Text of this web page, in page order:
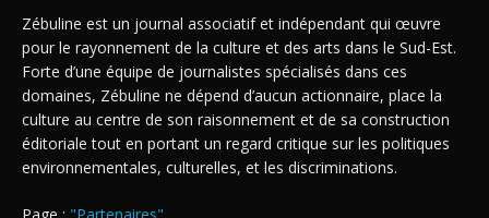
Zébuline est un journal associatif et indépendant qui œuvre
pour le rayonnement de la culture et des arts dans le Sud-Est.
Forte d’une équipe de journalistes spécialisés dans ces
domaines, Zébuline ne dépend d’aucun actionnaire, place la
culture au centre de son raisonnement et de sa construction
éditoriale tout en portant un regard critique sur les politiques
environnementales, culturelles, et les discriminations.